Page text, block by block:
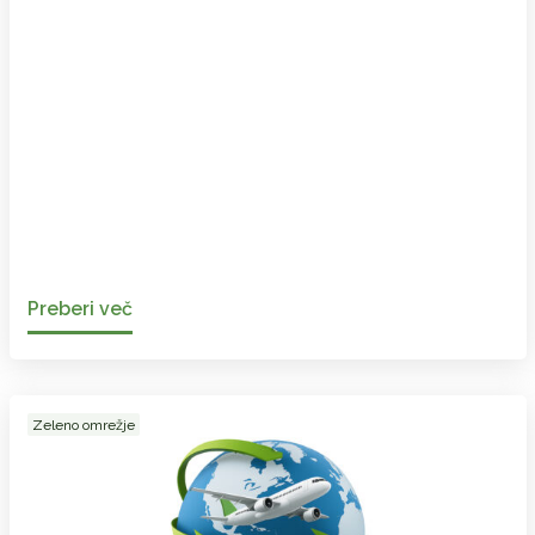
Preberi več
Zeleno omrežje